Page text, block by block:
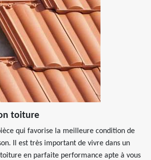
toiture
qui favorise la meilleure condition de
Il est très important de vivre dans un
en parfaite performance apte à vous